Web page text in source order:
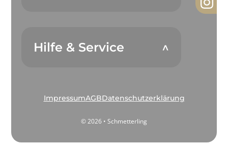
Hilfe & Service
ImpressumAGBDatenschutzerklärung
© 2026 • Schmetterling